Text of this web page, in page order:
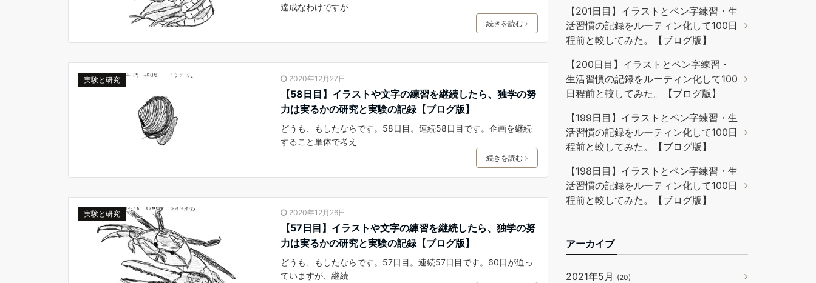
達成なわけですが
続きを読む
実験と研究 2020年12月27日
【58日目】イラストや文字の練習を継続したら、独学の努
力は実るかの研究と実験の記録【ブログ版】
どうも、もしたならです。58日目。連続58日目です。企画を継続
すること単体で考え
続きを読む
実験と研究 2020年12月26日
【57日目】イラストや文字の練習を継続したら、独学の努
力は実るかの研究と実験の記録【ブログ版】
どうも、もしたならです。57日目。連続57日目です。60日が迫っ
ていますが、継続
【201日目】イラストとペン字練習・生
活習慣の記録をルーティン化して100日
程前と較してみた。【ブログ版】
【200日目】イラストとペン字練習・
生活習慣の記録をルーティン化して100
日程前と較してみた。【ブログ版】
【199日目】イラストとペン字練習・生
活習慣の記録をルーティン化して100日
程前と較してみた。【ブログ版】
【198日目】イラストとペン字練習・生
活習慣の記録をルーティン化して100日
程前と較してみた。【ブログ版】
アーカイブ
2021年5月 (20)